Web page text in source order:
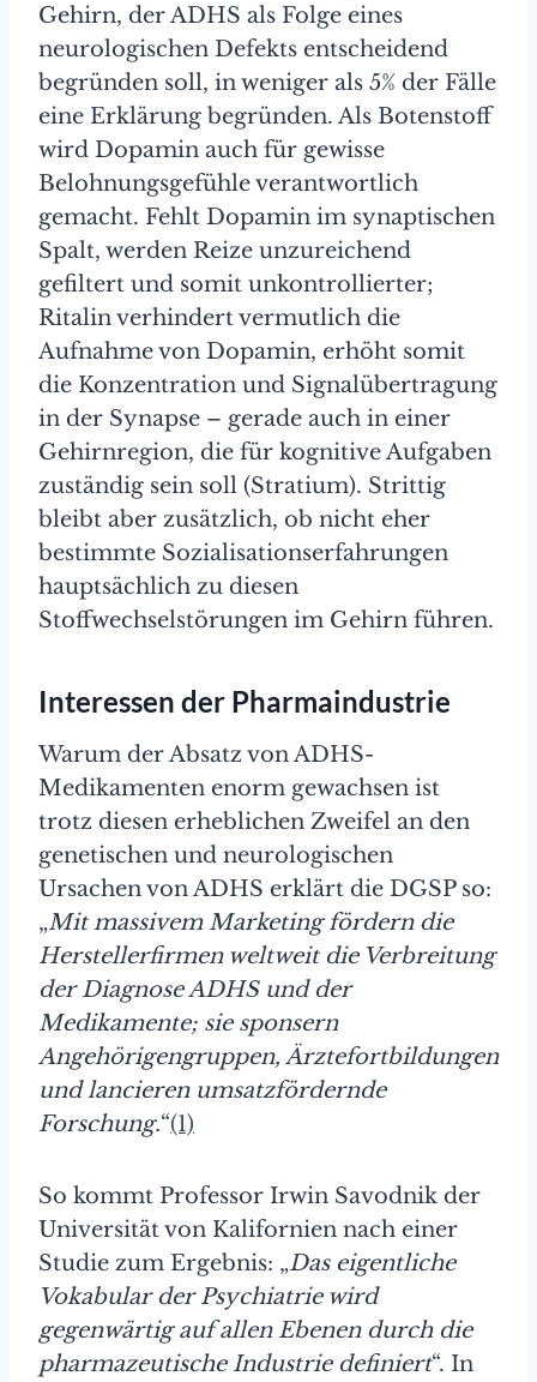
Gehirn, der ADHS als Folge eines
neurologischen Defekts entscheidend
begründen soll, in weniger als 5% der Fälle
eine Erklärung begründen. Als Botenstoff
wird Dopamin auch für gewisse
Belohnungsgefühle verantwortlich
gemacht. Fehlt Dopamin im synaptischen
Spalt, werden Reize unzureichend
gefiltert und somit unkontrollierter;
Ritalin verhindert vermutlich die
Aufnahme von Dopamin, erhöht somit
die Konzentration und Signalübertragung
in der Synapse – gerade auch in einer
Gehirnregion, die für kognitive Aufgaben
zuständig sein soll (Stratium). Strittig
bleibt aber zusätzlich, ob nicht eher
bestimmte Sozialisationserfahrungen
hauptsächlich zu diesen
Stoffwechselstörungen im Gehirn führen.
Interessen der Pharmaindustrie
Warum der Absatz von ADHS-
Medikamenten enorm gewachsen ist
trotz diesen erheblichen Zweifel an den
genetischen und neurologischen
Ursachen von ADHS erklärt die DGSP so:
„Mit massivem Marketing fördern die
Herstellerfirmen weltweit die Verbreitung
der Diagnose ADHS und der
Medikamente; sie sponsern
Angehörigengruppen, Ärztefortbildungen
und lancieren umsatzfördernde
Forschung.“(1)
So kommt Professor Irwin Savodnik der
Universität von Kalifornien nach einer
Studie zum Ergebnis: „Das eigentliche
Vokabular der Psychiatrie wird
gegenwärtig auf allen Ebenen durch die
pharmazeutische Industrie definiert“. In